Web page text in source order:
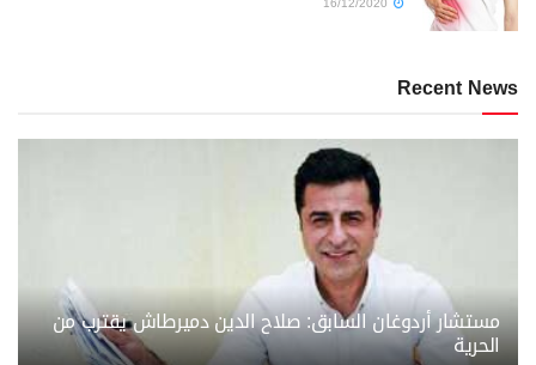
Recent News
مستشار أردوغان السابق: صلاح الدين دميرطاش يقترب من
الحرية